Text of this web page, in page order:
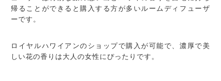
帰ることができると購入する方が多いルームディフューザ
ーです。
ロイヤルハワイアンのショップで購入が可能で、濃厚で美
しい花の香りは大人の女性にぴったりです。